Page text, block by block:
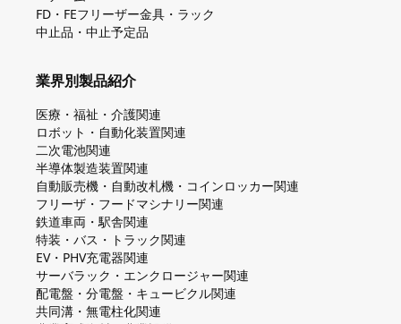
FD・FEフリーザー金具・ラック
中止品・中止予定品
業界別製品紹介
医療・福祉・介護関連
ロボット・自動化装置関連
二次電池関連
半導体製造装置関連
自動販売機・自動改札機・コインロッカー関連
フリーザ・フードマシナリー関連
鉄道車両・駅舎関連
特装・バス・トラック関連
EV・PHV充電器関連
サーバラック・エンクロージャー関連
配電盤・分電盤・キュービクル関連
共同溝・無電柱化関連